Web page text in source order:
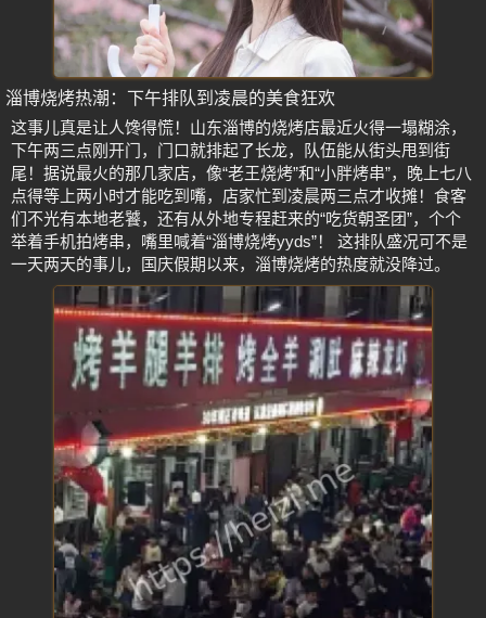
淄博烧烤热潮：下午排队到凌晨的美食狂欢
这事儿真是让人馋得慌！山东淄博的烧烤店最近火得一塌糊涂，
下午两三点刚开门，门口就排起了长龙，队伍能从街头甩到街
尾！据说最火的那几家店，像“老王烧烤”和“小胖烤串”，晚上七八
点得等上两小时才能吃到嘴，店家忙到凌晨两三点才收摊！食客
们不光有本地老饕，还有从外地专程赶来的“吃货朝圣团”，个个
举着手机拍烤串，嘴里喊着“淄博烧烤yyds”！ 这排队盛况可不是
一天两天的事儿，国庆假期以来，淄博烧烤的热度就没降过。